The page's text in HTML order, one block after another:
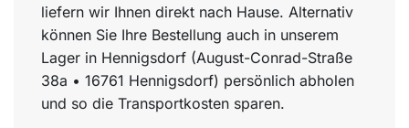
liefern wir Ihnen direkt nach Hause. Alternativ
können Sie Ihre Bestellung auch in unserem
Lager in Hennigsdorf (August-Conrad-Straße
38a • 16761 Hennigsdorf) persönlich abholen
und so die Transportkosten sparen.